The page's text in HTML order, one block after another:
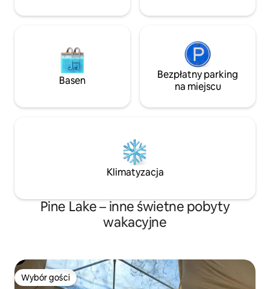
najlepszy żeliwny piec na drewno!
Imprezy nie są
Basen
Bezpłatny parking
na miejscu
Klimatyzacja
Pine Lake – inne świetne pobyty
wakacyjne
Wybór gości
Wybór gości